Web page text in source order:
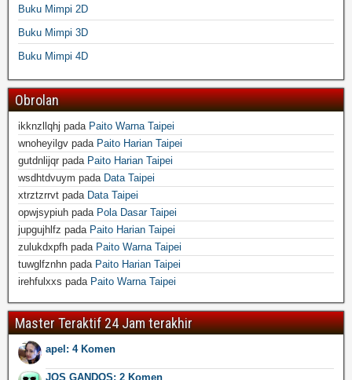
Buku Mimpi 2D
Buku Mimpi 3D
Buku Mimpi 4D
Obrolan
ikknzllqhj pada Paito Warna Taipei
wnoheyilgv pada Paito Harian Taipei
gutdnlijqr pada Paito Harian Taipei
wsdhtdvuym pada Data Taipei
xtrztzrrvt pada Data Taipei
opwjsypiuh pada Pola Dasar Taipei
jupgujhlfz pada Paito Harian Taipei
zulukdxpfh pada Paito Warna Taipei
tuwglfznhn pada Paito Harian Taipei
irehfulxxs pada Paito Warna Taipei
Master Teraktif 24 Jam terakhir
apel: 4 Komen
JOS GANDOS: 2 Komen